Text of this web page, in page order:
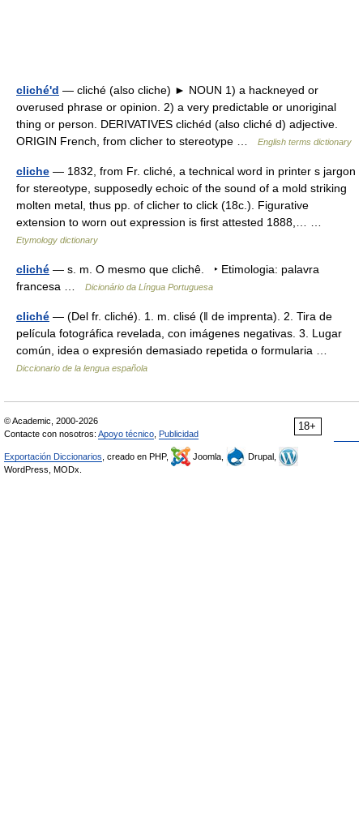
cliché'd — cliché (also cliche) ► NOUN 1) a hackneyed or
overused phrase or opinion. 2) a very predictable or unoriginal
thing or person. DERIVATIVES clichéd (also cliché d) adjective.
ORIGIN French, from clicher to stereotype …
English terms dictionary
cliche — 1832, from Fr. cliché, a technical word in printer s jargon
for stereotype, supposedly echoic of the sound of a mold striking
molten metal, thus pp. of clicher to click (18c.). Figurative
extension to worn out expression is first attested 1888,… …
Etymology dictionary
cliché — s. m. O mesmo que clichê. ‣ Etimologia: palavra
francesa …
Dicionário da Língua Portuguesa
cliché — (Del fr. cliché). 1. m. clisé (ǁ de imprenta). 2. Tira de
película fotográfica revelada, con imágenes negativas. 3. Lugar
común, idea o expresión demasiado repetida o formularia …
Diccionario de la lengua española
18+
© Academic, 2000-2026
Contacte con nosotros: Apoyo técnico Publicidad
Exportación Diccionarios , creado en PHP, Joomla,
Drupal,
WordPress, MODx.